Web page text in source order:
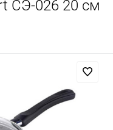
СЭ-026 20 см